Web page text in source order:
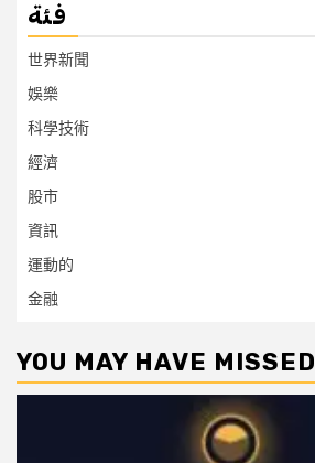
فئة
世界新聞
娛樂
科學技術
經濟
股市
資訊
運動的
金融
YOU MAY HAVE MISSED